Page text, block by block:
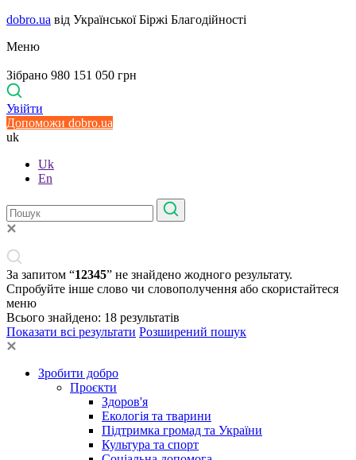
dobro.ua від Української Біржі Благодійності
Меню
Зібрано 980 151 050 грн
Увійти
Допоможи dobro.ua
uk
Uk
En
За запитом “12345” не знайдено жодного результату.
Спробуйте інше слово чи словополучення або скористайтеся
меню
Всього знайдено: 18 результатів
Показати всі результати Розширений пошук
Зробити добро
Проєкти
Здоров'я
Екологія та тварини
Підтримка громад та України
Культура та спорт